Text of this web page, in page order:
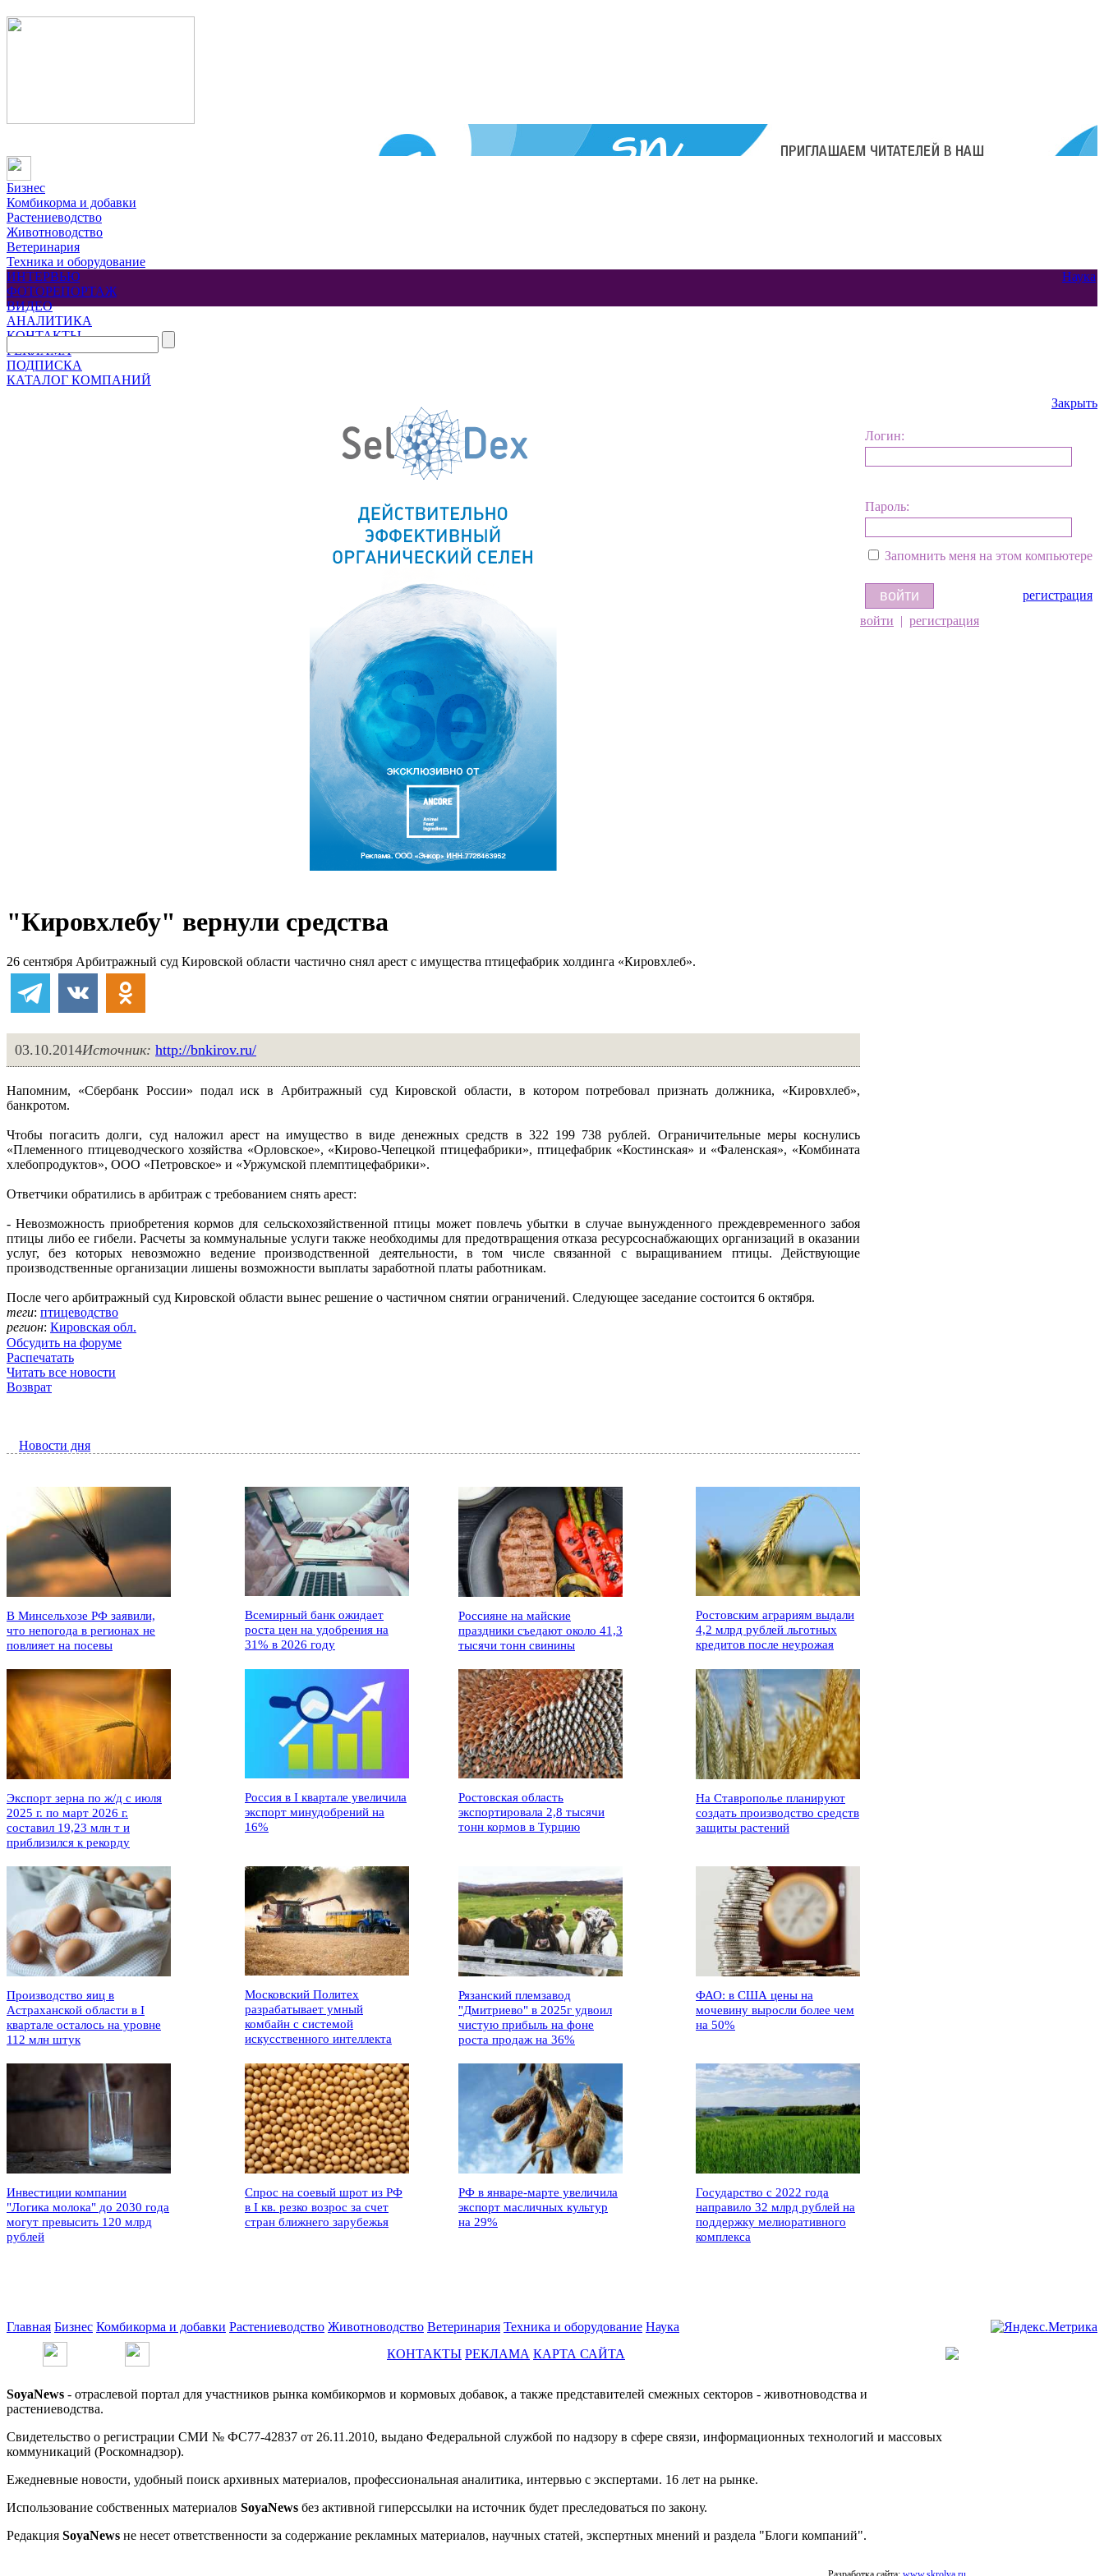
Бизнес
Комбикорма и добавки
Растениеводство
Животноводство
Ветеринария
Техника и оборудование
Наука
ИНТЕРВЬЮ
ФОТОРЕПОРТАЖ
ВИДЕО
АНАЛИТИКА
КОНТАКТЫ
РЕКЛАМА
ПОДПИСКА
КАТАЛОГ КОМПАНИЙ
Закрыть
Логин:
Пароль:
Запомнить меня на этом компьютере
регистрация
войти | регистрация
"Кировхлебу" вернули средства
26 сентября Арбитражный суд Кировской области частично снял арест с имущества птицефабрик холдинга «Кировхлеб».
03.10.2014Источник: http://bnkirov.ru/
Напомним, «Сбербанк России» подал иск в Арбитражный суд Кировской области, в котором потребовал признать должника, «Кировхлеб»,
банкротом.
Чтобы погасить долги, суд наложил арест на имущество в виде денежных средств в 322 199 738 рублей. Ограничительные меры коснулись
«Племенного птицеводческого хозяйства «Орловское», «Кирово-Чепецкой птицефабрики», птицефабрик «Костинская» и «Фаленская», «Комбината
хлебопродуктов», ООО «Петровское» и «Уржумской племптицефабрики».
Ответчики обратились в арбитраж с требованием снять арест:
- Невозможность приобретения кормов для сельскохозяйственной птицы может повлечь убытки в случае вынужденного преждевременного забоя
птицы либо ее гибели. Расчеты за коммунальные услуги также необходимы для предотвращения отказа ресурсоснабжающих организаций в оказании
услуг, без которых невозможно ведение производственной деятельности, в том числе связанной с выращиванием птицы. Действующие
производственные организации лишены возможности выплаты заработной платы работникам.
После чего арбитражный суд Кировской области вынес решение о частичном снятии ограничений. Следующее заседание состоится 6 октября.
теги: птицеводство
регион: Кировская обл.
Обсудить на форуме
Распечатать
Читать все новости
Возврат
Новости дня
В Минсельхозе РФ заявили,
что непогода в регионах не
повлияет на посевы
Всемирный банк ожидает
роста цен на удобрения на
31% в 2026 году
Россияне на майские
праздники съедают около 41,3
тысячи тонн свинины
Ростовским аграриям выдали
4,2 млрд рублей льготных
кредитов после неурожая
Экспорт зерна по ж/д с июля
2025 г. по март 2026 г.
составил 19,23 млн т и
приблизился к рекорду
Россия в I квартале увеличила
экспорт минудобрений на
16%
Ростовская область
экспортировала 2,8 тысячи
тонн кормов в Турцию
На Ставрополье планируют
создать производство средств
защиты растений
Производство яиц в
Астраханской области в I
квартале осталось на уровне
112 млн штук
Московский Политех
разрабатывает умный
комбайн с системой
искусственного интеллекта
Рязанский племзавод
"Дмитриево" в 2025г удвоил
чистую прибыль на фоне
роста продаж на 36%
ФАО: в США цены на
мочевину выросли более чем
на 50%
Инвестиции компании
"Логика молока" до 2030 года
могут превысить 120 млрд
рублей
Спрос на соевый шрот из РФ
в I кв. резко возрос за счет
стран ближнего зарубежья
РФ в январе-марте увеличила
экспорт масличных культур
на 29%
Государство с 2022 года
направило 32 млрд рублей на
поддержку мелиоративного
комплекса
Главная Бизнес Комбикорма и добавки Растениеводство Животноводство Ветеринария Техника и оборудование Наука
КОНТАКТЫ РЕКЛАМА КАРТА САЙТА
SoyaNews - отраслевой портал для участников рынка комбикормов и кормовых добавок, а также представителей смежных секторов - животноводства и
растениеводства.
Свидетельство о регистрации СМИ № ФС77-42837 от 26.11.2010, выдано Федеральной службой по надзору в сфере связи, информационных технологий и массовых
коммуникаций (Роскомнадзор).
Ежедневные новости, удобный поиск архивных материалов, профессиональная аналитика, интервью с экспертами. 16 лет на рынке.
Использование собственных материалов SoyaNews без активной гиперссылки на источник будет преследоваться по закону.
Редакция SoyaNews не несет ответственности за содержание рекламных материалов, научных статей, экспертных мнений и раздела "Блоги компаний".